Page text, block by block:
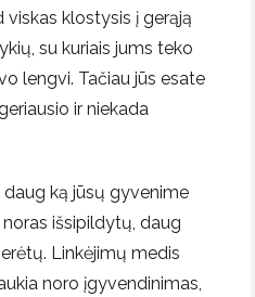
viskas klostysis į gerąją
su kuriais jums teko
lengvi. Tačiau jūs esate
ir niekada
daug ką jūsų gyvenime
noras išsipildytų, daug
Linkėjimų medis
noro įgyvendinimas,